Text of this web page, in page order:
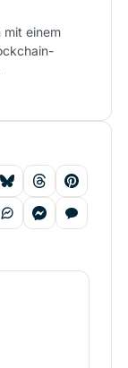
mit einem